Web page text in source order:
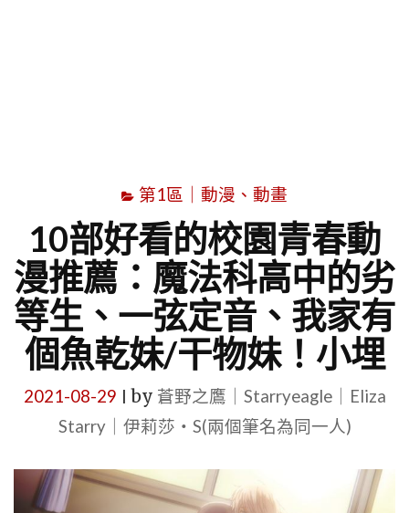
第1區｜動漫、動畫
10部好看的校園青春動
漫推薦：魔法科高中的劣
等生、一弦定音、我家有
個魚乾妹/干物妹！小埋
2021-08-29 by 蒼野之鷹｜Starryeagle｜Eliza
Starry｜伊莉莎・S(兩個筆名為同一人)